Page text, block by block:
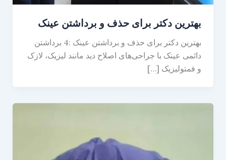
بهترین دکتر برای حذف و برداشتن عینک
بهترین دکتر برای حذف و برداشتن عینک :4 برداشتن
دائمی عینک با جراحی‌های اصلاح دید مانند لیزیک، لازک
و فمتولیزیک […]